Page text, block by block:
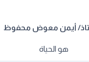
أيمن معوض محفوظ
هو الحياة